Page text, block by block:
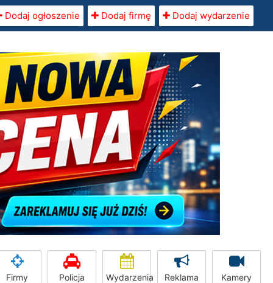
Dodaj ogłoszenie Dodaj firmę Dodaj wydarzenie
Firmy Policja Wydarzenia Reklama Kamery